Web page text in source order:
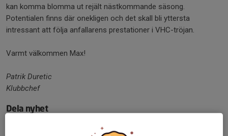
kan komma blomma ut rejält nästkommande säsong.
Potentialen finns där onekligen och det skall bli yttersta
intressant att följa anfallarens prestationer i VHC-tröjan.
Varmt välkommen Max!
Patrik Duretic
Klubbchef
Dela nyhet